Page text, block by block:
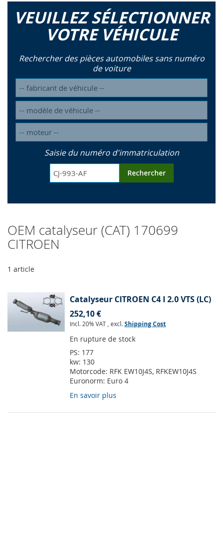
VEUILLEZ SÉLECTIONNER
VOTRE VÉHICULE
Rechercher des pièces automobiles sans numéro
de voiture
Saisie du numéro d'immatriculation
Rechercher
OEM catalyseur (CAT) 170699
CITROEN
1 article
Catalyseur CITROEN C4 I 2.0 VTS (LC)
252,10 €
Incl. 20% VAT , excl.Shipping Cost
En rupture de stock
PS: 177
kw: 130
Motorcode: RFK EW10J4S, RFKEW10J4S
Euronorm: Euro 4
En savoir plus